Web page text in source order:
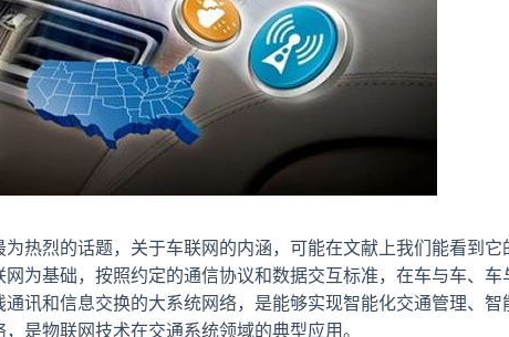
热烈的话题，关于车联网的内涵，可能在文献上我们能看到它
为基础，按照约定的通信协议和数据交互标准，在车与车、车
讯和信息交换的大系统网络，是能够实现智能化交通管理、智
是物联网技术在交通系统领域的典型应用。